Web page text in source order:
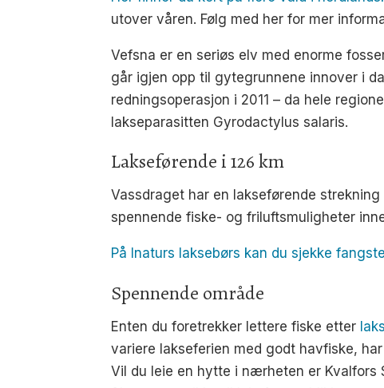
utover våren. Følg med her for mer
Vefsna er en seriøs elv med enorme
går igjen opp til gytegrunnene innover i
redningsoperasjon i 2011 – da hele
lakseparasitten Gyrodactylus salaris.
Lakseførende i 126 km
Vassdraget har en lakseførende
spennende fiske- og friluftsmuligheter
På Inaturs laksebørs kan du sjekke
Spennende område
Enten du foretrekker lettere fiske etter
variere lakseferien med godt havfiske,
Vil du leie en hytte i nærheten er Kvalfors